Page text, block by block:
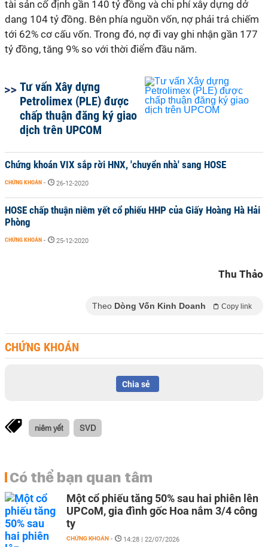
tài sản cố định gần 140 tỷ đồng và chi phí xây dựng dở
dang 104 tỷ đồng. Bên phía nguồn vốn, nợ phải trả chiếm
tới 62% cơ cấu vốn. Trong đó, nợ đi vay ghi nhận gần 177
tỷ đồng, tăng 9% so với thời điểm đầu năm.
Tư vấn Xây dựng
Petrolimex (PLE) được
chấp thuận đăng ký giao
dịch trên UPCOM
Chứng khoán VIX sắp rời HNX, 'chuyển nhà' sang HOSE
CHỨNG KHOÁN - 26-12-2020
HOSE chấp thuận niêm yết cổ phiếu HHP của Giấy Hoàng Hà Hải
Phòng
CHỨNG KHOÁN - 25-12-2020
Thu Thảo
Theo Dòng Vốn Kinh Doanh Copy link
CHỨNG KHOÁN
Chia sẻ
niêm yết SVD
Có thể bạn quan tâm
Một cổ phiếu tăng 50% sau hai phiên lên
UPCoM, gia đình gốc Hoa nắm 3/4 công
ty
CHỨNG KHOÁN - 14:28 | 22/07/2026